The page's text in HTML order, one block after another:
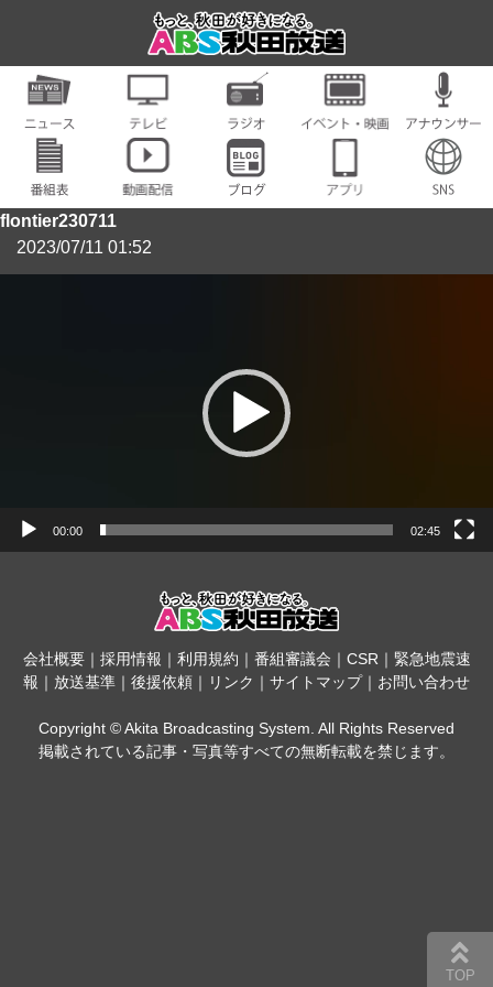
flontier230711
2023/07/11 01:52
00:00 02:45
会社概要｜ 採用情報 ｜ 利用規約 ｜ 番組審議会 ｜ CSR｜ 緊急地震速
報 ｜ 放送基準 ｜ 後援依頼 ｜ リンク ｜ サイトマップ｜ お問い合わせ
Copyright © Akita Broadcasting System. All Rights Reserved
掲載されている記事・写真等すべての無断転載を禁じます。